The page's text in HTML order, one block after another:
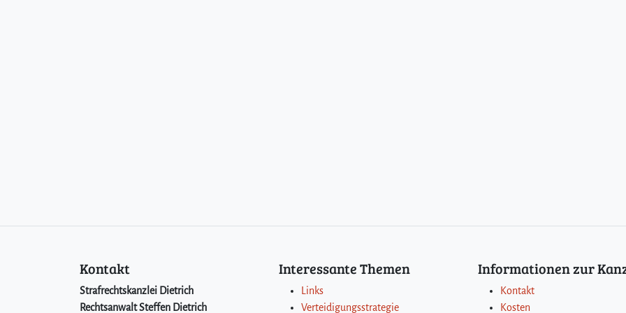
Kontakt
Strafrechtskanzlei Dietrich
Rechtsanwalt Steffen Dietrich
Interessante Themen
Links
Verteidigungsstrategie
Informationen zur
Kontakt
Kosten